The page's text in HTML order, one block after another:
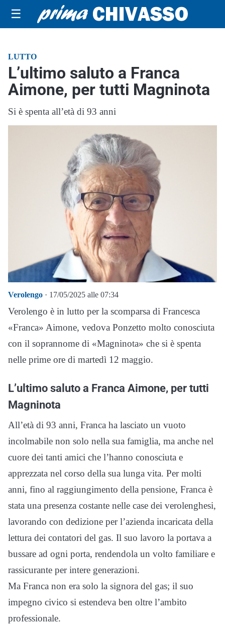
☰
LUTTO
L’ultimo saluto a Franca
Aimone, per tutti Magninota
Si è spenta all’età di 93 anni
Verolengo · 17/05/2025 alle 07:34
Verolengo è in lutto per la scomparsa di Francesca
«Franca» Aimone, vedova Ponzetto molto conosciuta
con il soprannome di «Magninota» che si è spenta
nelle prime ore di martedì 12 maggio.
L’ultimo saluto a Franca Aimone, per tutti
Magninota
All’età di 93 anni, Franca ha lasciato un vuoto
incolmabile non solo nella sua famiglia, ma anche nel
cuore dei tanti amici che l’hanno conosciuta e
apprezzata nel corso della sua lunga vita. Per molti
anni, fino al raggiungimento della pensione, Franca è
stata una presenza costante nelle case dei verolenghesi,
lavorando con dedizione per l’azienda incaricata della
lettura dei contatori del gas. Il suo lavoro la portava a
bussare ad ogni porta, rendendola un volto familiare e
rassicurante per intere generazioni.
Ma Franca non era solo la signora del gas; il suo
impegno civico si estendeva ben oltre l’ambito
professionale.